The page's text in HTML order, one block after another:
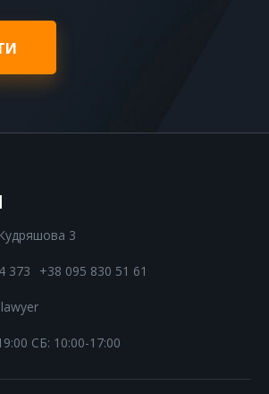
3
373 +38 095 830 51 61
СБ: 10:00-17:00